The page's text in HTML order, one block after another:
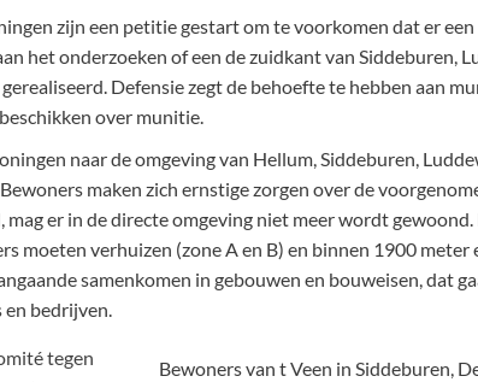
zijn een petitie gestart om te voorkomen dat er
het onderzoeken of een de zuidkant van Siddeburen,
Defensie zegt de behoefte te hebben aan
over munitie.
naar de omgeving van Hellum, Siddeburen,
maken zich ernstige zorgen over de
er in de directe omgeving niet meer wordt
moeten verhuizen (zone A en B) en binnen 1900 meter
samenkomen in gebouwen en bouweisen, dat
en bedrijven.
Bewoners van t Veen in Siddeburen,